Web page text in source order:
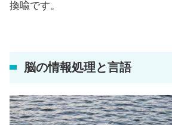
換喩です。
脳の情報処理と言語